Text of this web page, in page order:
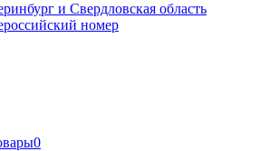
и Свердловская область
номер
0